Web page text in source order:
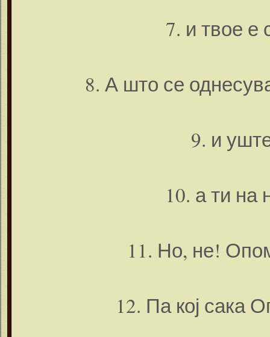
7. и твое е
8. А што се
9. и
10. а ти
11. Но, не!
12. Па кој сака